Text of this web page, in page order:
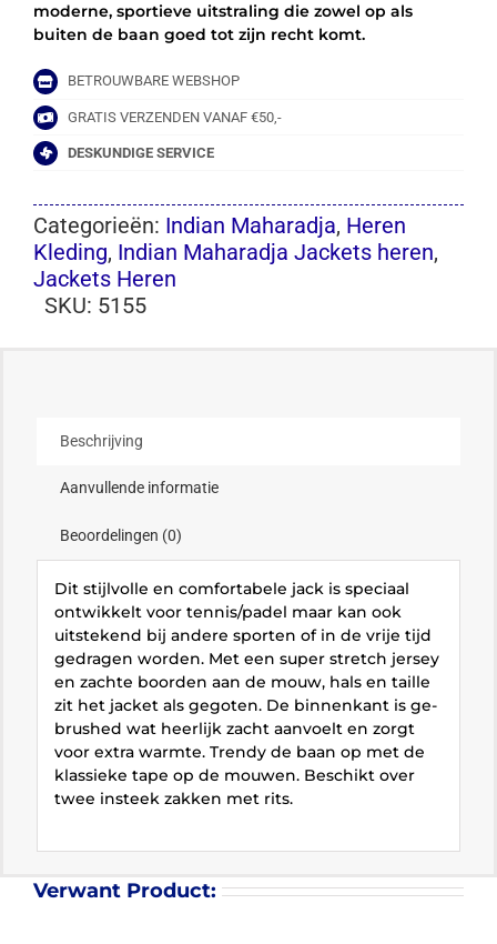
moderne, sportieve uitstraling die zowel op als
buiten de baan goed tot zijn recht komt.
BETROUWBARE WEBSHOP
GRATIS VERZENDEN VANAF €50,-
DESKUNDIGE SERVICE
Categorieën: Indian Maharadja, Heren
Kleding, Indian Maharadja Jackets heren,
Jackets Heren
SKU: 5155
Beschrijving
Aanvullende informatie
Beoordelingen (0)
Dit stijlvolle en comfortabele jack is speciaal
ontwikkelt voor tennis/padel maar kan ook
uitstekend bij andere sporten of in de vrije tijd
gedragen worden. Met een super stretch jersey
en zachte boorden aan de mouw, hals en taille
zit het jacket als gegoten. De binnenkant is ge-
brushed wat heerlijk zacht aanvoelt en zorgt
voor extra warmte. Trendy de baan op met de
klassieke tape op de mouwen. Beschikt over
twee insteek zakken met rits.
Verwant Product: